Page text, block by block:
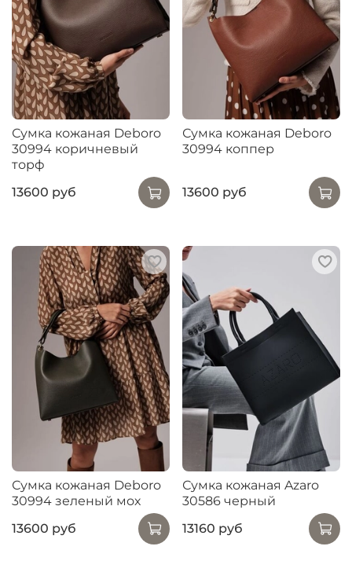
Сумка кожаная Deboro
30994 коричневый
торф
13600 руб
Сумка кожаная Deboro
30994 коппер
13600 руб
Сумка кожаная Deboro
30994 зеленый мох
13600 руб
Сумка кожаная Azaro
30586 черный
13160 руб